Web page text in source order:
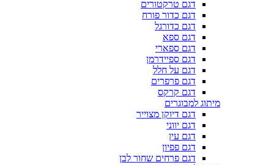
דגם טרקטורים
דגם כדור פורח
דגם כדורגל
דגם ספא
דגם ספארי
דגם ספיידרמן
דגם על חלל
דגם פרפרים
דגם קרקס
מיתוג למבוגרים
דגם דיוקן מצוייר
דגם יווני
דגם עין
דגם פפיון
דגם פרחים שחור לבן